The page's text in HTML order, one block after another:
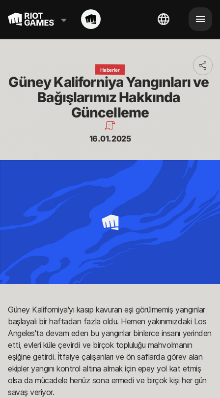
Haberler
Güney Kaliforniya Yangınları ve
Bağışlarımız Hakkında
Güncelleme
16.01.2025
Güney Kaliforniya'yı kasıp kavuran eşi görülmemiş yangınlar
başlayalı bir haftadan fazla oldu. Hemen yakınımızdaki Los
Angeles'ta devam eden bu yangınlar binlerce insanı yerinden
etti, evleri küle çevirdi ve birçok topluluğu mahvolmanın
eşiğine getirdi. İtfaiye çalışanları ve ön saflarda görev alan
ekipler yangını kontrol altına almak için epey yol kat etmiş
olsa da mücadele henüz sona ermedi ve birçok kişi her gün
savaş veriyor.